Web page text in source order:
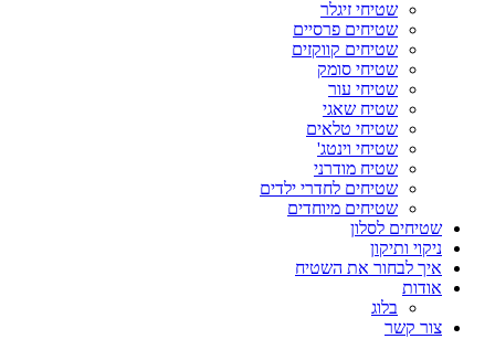
שטיחי זיגלר
שטיחים פרסיים
שטיחים קווקזים
שטיחי סומק
שטיחי עור
שטיח שאגי
שטיחי טלאים
שטיחי וינטג'
שטיח מודרני
שטיחים לחדרי ילדים
שטיחים מיוחדים
שטיחים לסלון
ניקוי ותיקון
איך לבחור את השטיח
אודות
בלוג
צור קשר